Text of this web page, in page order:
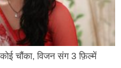
चौंका, विजन संग 3 फ़िल्में